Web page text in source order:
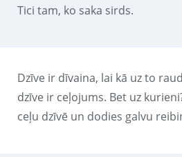
Tici tam, ko saka sirds.
Dzīve ir dīvaina, lai kā uz to
dzīve ir ceļojums. Bet uz
ceļu dzīvē un dodies galvu